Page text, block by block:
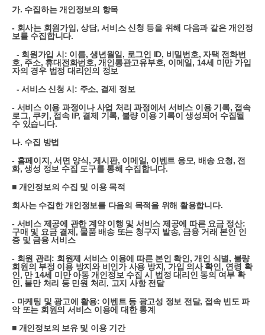
가. 수집하는 개인정보의 항목
- 회사는 회원가입, 상담, 서비스 신청 등을 위해 다음과 같은 개인정
보를 수집합니다.
- 회원가입 시: 이름, 생년월일, 로그인 ID, 비밀번호, 자택 전화번
호, 주소, 휴대전화번호, 개인통관고유부호, 이메일, 14세 미만 가입
자의 경우 법정 대리인의 정보
- 서비스 신청 시: 주소, 결제 정보
- 서비스 이용 과정이나 사업 처리 과정에서 서비스 이용 기록, 접속
로그, 쿠키, 접속 IP, 결제 기록, 불량 이용 기록이 생성되어 수집될
수 있습니다.
나. 수집 방법
- 홈페이지, 서면 양식, 게시판, 이메일, 이벤트 응모, 배송 요청, 전
화, 생성 정보 수집 도구를 통해 수집합니다.
■ 개인정보의 수집 및 이용 목적
회사는 수집한 개인정보를 다음의 목적을 위해 활용합니다.
- 서비스 제공에 관한 계약 이행 및 서비스 제공에 따른 요금 정산:
구매 및 요금 결제, 물품 배송 또는 청구지 발송, 금융 거래 본인 인
증 및 금융 서비스
- 회원 관리: 회원제 서비스 이용에 따른 본인 확인, 개인 식별, 불량
회원의 부정 이용 방지와 비인가 사용 방지, 가입 의사 확인, 연령 확
인, 만 14세 미만 아동 개인정보 수집 시 법정 대리인 동의 여부 확
인, 불만 처리 등 민원 처리, 고지 사항 전달
- 마케팅 및 광고에 활용: 이벤트 등 광고성 정보 전달, 접속 빈도 파
악 또는 회원의 서비스 이용에 대한 통계
■ 개인정보의 보유 및 이용 기간